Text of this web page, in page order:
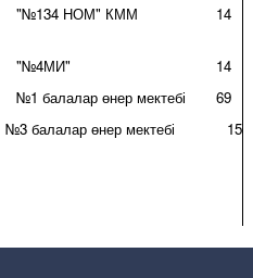
"№134 НОМ" КММ 14
"№4МИ" 14
№1 балалар өнер мектебі
69
№3 балалар өнер мектебі
15